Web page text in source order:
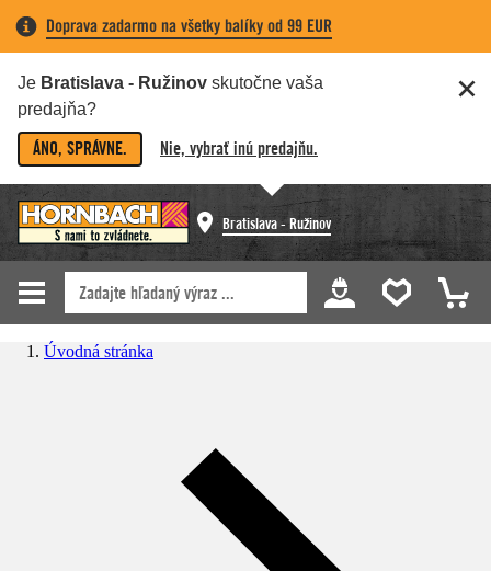
Doprava zadarmo na všetky balíky od 99 EUR
Je Bratislava - Ružinov skutočne vaša
predajňa?
ÁNO, SPRÁVNE. Nie, vybrať inú predajňu.
Bratislava - Ružinov
Úvodná stránka